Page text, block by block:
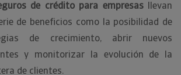
de crédito para empresasllevan
de beneficios como la posibilidad de
de crecimiento, abrir nuevos
y monitorizar la evolución de la
de clientes.